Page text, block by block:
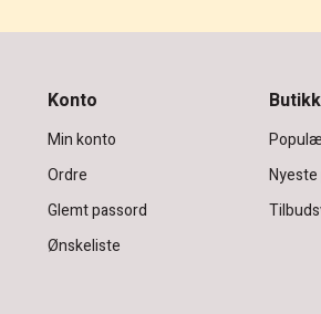
Konto
Min konto
Ordre
Glemt passord
Ønskeliste
Butikk